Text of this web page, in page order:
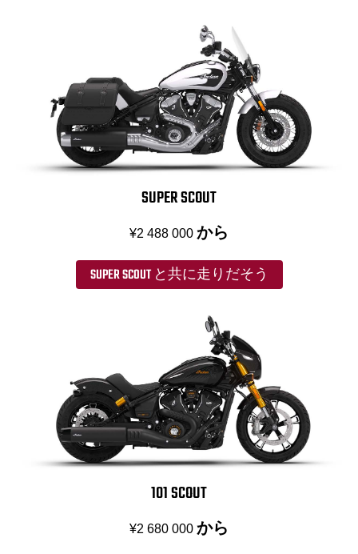
SUPER SCOUT
¥2 488 000 から
SUPER SCOUT と共に走りだそう
101 SCOUT
¥2 680 000 から